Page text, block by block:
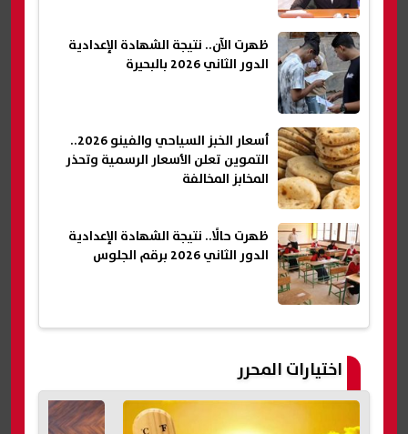
ظهرت الآن.. نتيجة الشهادة الإعدادية
الدور الثاني 2026 بالبحيرة
أسعار الخبز السياحي والفينو 2026..
التموين تعلن الأسعار الرسمية وتحذر
المخابز المخالفة
ظهرت حالًا.. نتيجة الشهادة الإعدادية
الدور الثاني 2026 برقم الجلوس
اختيارات المحرر